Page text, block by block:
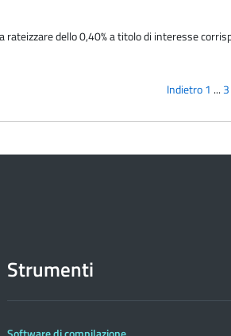
dello 0,40% a titolo di interesse
Indietro1 ... 3
Strumenti